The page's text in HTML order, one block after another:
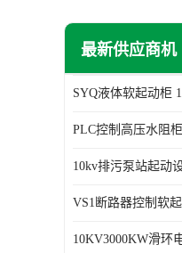
低压补偿柜
磁控软起动装置
最新供应商机